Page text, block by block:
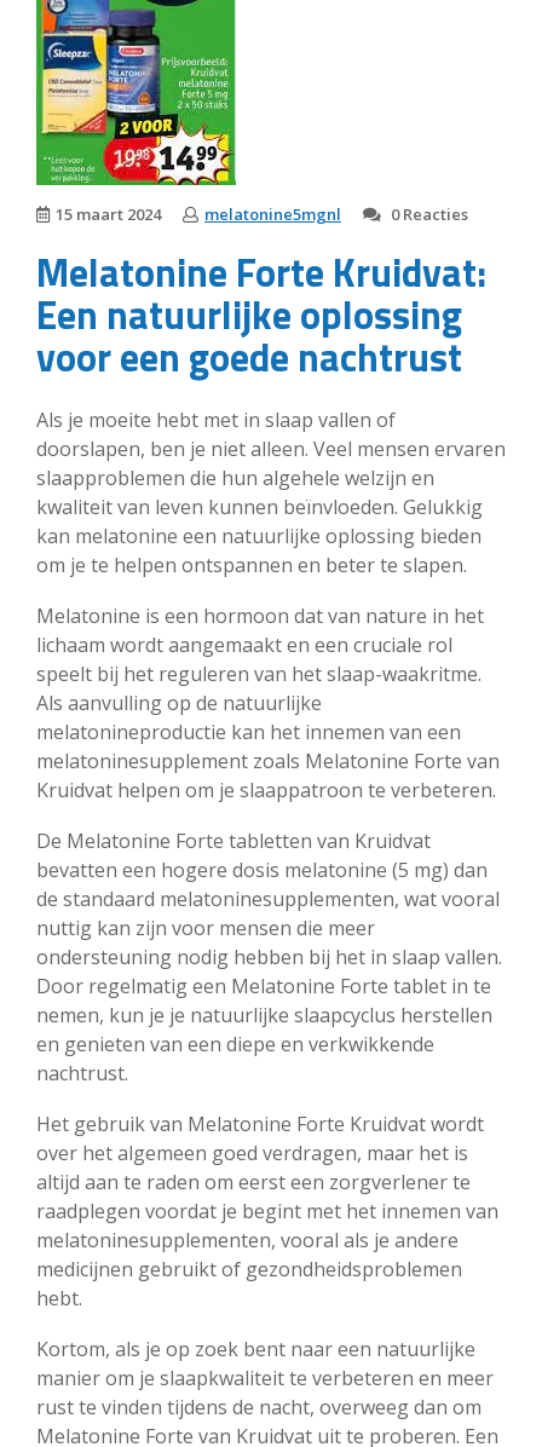
15 maart 2024 melatonine5mgnl 0 Reacties
Melatonine Forte Kruidvat:
Een natuurlijke oplossing
voor een goede nachtrust
Als je moeite hebt met in slaap vallen of
doorslapen, ben je niet alleen. Veel mensen ervaren
slaapproblemen die hun algehele welzijn en
kwaliteit van leven kunnen beïnvloeden. Gelukkig
kan melatonine een natuurlijke oplossing bieden
om je te helpen ontspannen en beter te slapen.
Melatonine is een hormoon dat van nature in het
lichaam wordt aangemaakt en een cruciale rol
speelt bij het reguleren van het slaap-waakritme.
Als aanvulling op de natuurlijke
melatonineproductie kan het innemen van een
melatoninesupplement zoals Melatonine Forte van
Kruidvat helpen om je slaappatroon te verbeteren.
De Melatonine Forte tabletten van Kruidvat
bevatten een hogere dosis melatonine (5 mg) dan
de standaard melatoninesupplementen, wat vooral
nuttig kan zijn voor mensen die meer
ondersteuning nodig hebben bij het in slaap vallen.
Door regelmatig een Melatonine Forte tablet in te
nemen, kun je je natuurlijke slaapcyclus herstellen
en genieten van een diepe en verkwikkende
nachtrust.
Het gebruik van Melatonine Forte Kruidvat wordt
over het algemeen goed verdragen, maar het is
altijd aan te raden om eerst een zorgverlener te
raadplegen voordat je begint met het innemen van
melatoninesupplementen, vooral als je andere
medicijnen gebruikt of gezondheidsproblemen
hebt.
Kortom, als je op zoek bent naar een natuurlijke
manier om je slaapkwaliteit te verbeteren en meer
rust te vinden tijdens de nacht, overweeg dan om
Melatonine Forte van Kruidvat uit te proberen. Een